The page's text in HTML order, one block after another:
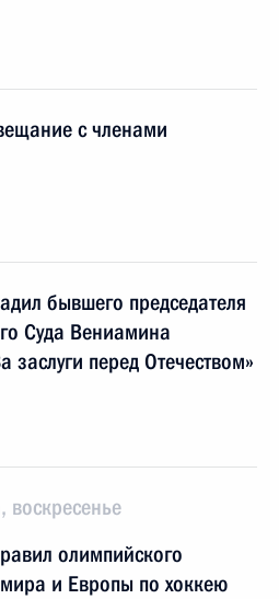
с членами
бывшего председателя
Суда Вениамина
перед Отечеством»
олимпийского
и Европы по хоккею